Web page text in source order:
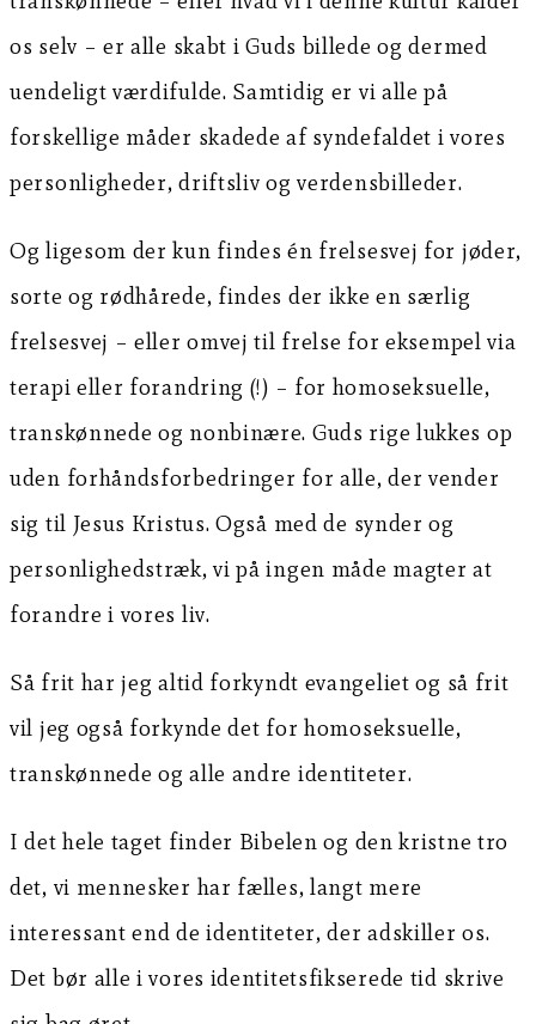
os selv – er alle skabt i Guds billede og dermed
uendeligt værdifulde. Samtidig er vi alle på
forskellige måder skadede af syndefaldet i vores
personligheder, driftsliv og verdensbilleder.
Og ligesom der kun findes én frelsesvej for jøder,
sorte og rødhårede, findes der ikke en særlig
frelsesvej – eller omvej til frelse for eksempel via
terapi eller forandring (!) – for homoseksuelle,
transkønnede og nonbinære. Guds rige lukkes op
uden forhåndsforbedringer for alle, der vender
sig til Jesus Kristus. Også med de synder og
personlighedstræk, vi på ingen måde magter at
forandre i vores liv.
Så frit har jeg altid forkyndt evangeliet og så frit
vil jeg også forkynde det for homoseksuelle,
transkønnede og alle andre identiteter.
I det hele taget finder Bibelen og den kristne tro
det, vi mennesker har fælles, langt mere
interessant end de identiteter, der adskiller os.
Det bør alle i vores identitetsfikserede tid skrive